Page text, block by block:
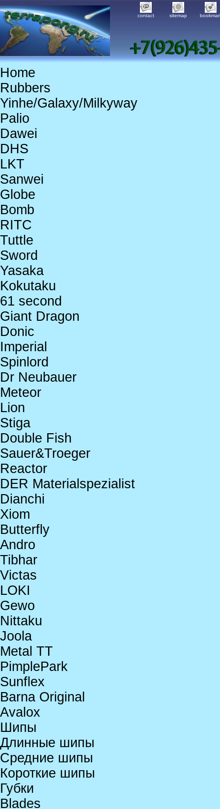
contact sitemap
Home
Rubbers
Yinhe/Galaxy/Milkyway
Palio
Dawei
DHS
LKT
Sanwei
Globe
Bomb
RITC
Tuttle
Sword
Yasaka
Kokutaku
61 second
Giant Dragon
Donic
Imperial
Spinlord
Dr Neubauer
Meteor
Lion
Stiga
Double Fish
Sauer&Troeger
Reactor
DER Materialspezialist
Dianchi
Xiom
Butterfly
Andro
Tibhar
Victas
LOKI
Gewo
Nittaku
Joola
Metal TT
PimplePark
Sunflex
Barna Original
Avalox
Шипы
Длинные шипы
Средние шипы
Короткие шипы
Губки
Blades